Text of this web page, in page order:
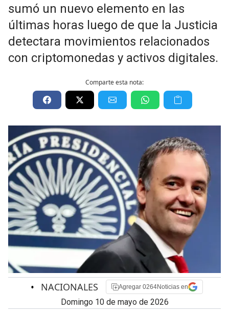
sumó un nuevo elemento en las
últimas horas luego de que la Justicia
detectara movimientos relacionados
con criptomonedas y activos digitales.
Comparte esta nota:
• NACIONALES Agregar 0264Noticias en
domingo 10 de mayo de 2026